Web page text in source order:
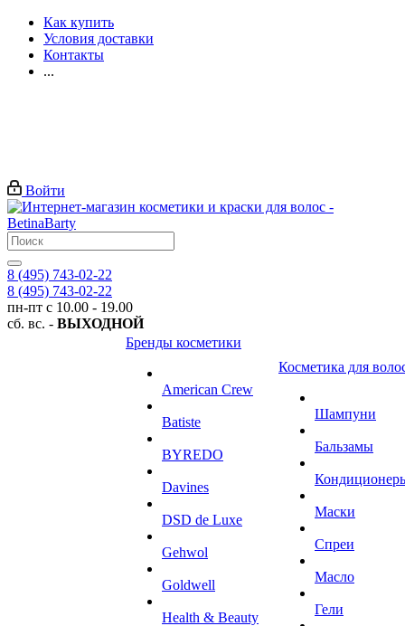
Как купить
Условия доставки
Контакты
...
Войти
8 (495) 743-02-22
8 (495) 743-02-22
пн-пт с 10.00 - 19.00
сб. вс. - ВЫХОДНОЙ
Бренды косметики
American Crew
Batiste
BYREDO
Davines
DSD de Luxe
Gehwol
Goldwell
Health & Beauty
Косметика для
Шампуни
Бальзамы
Маски
Спреи
Масло
Гели